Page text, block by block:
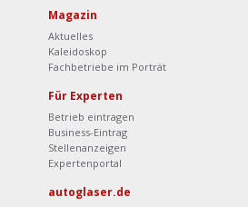
Magazin
Aktuelles
Kaleidoskop
Fachbetriebe im Porträt
Für Experten
Betrieb eintragen
Business-Eintrag
Stellenanzeigen
Expertenportal
autoglaser.de